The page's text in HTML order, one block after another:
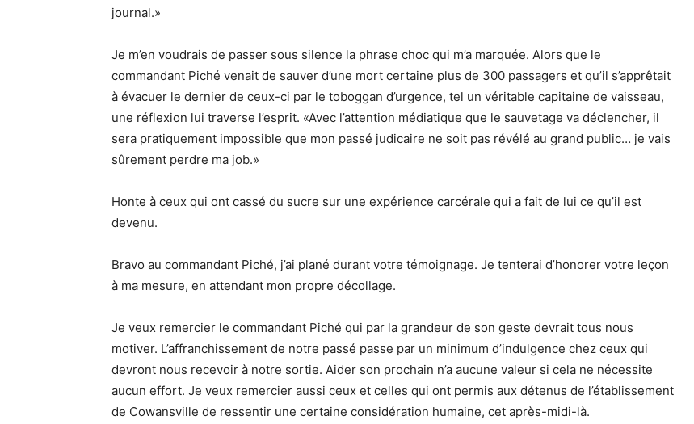
journal.»
Je m’en voudrais de passer sous silence la phrase choc qui m’a marquée. Alors que le
commandant Piché venait de sauver d’une mort certaine plus de 300 passagers et qu’il s’apprêtait
à évacuer le dernier de ceux-ci par le toboggan d’urgence, tel un véritable capitaine de vaisseau,
une réflexion lui traverse l’esprit. «Avec l’attention médiatique que le sauvetage va déclencher, il
sera pratiquement impossible que mon passé judicaire ne soit pas révélé au grand public… je vais
sûrement perdre ma job.»
Honte à ceux qui ont cassé du sucre sur une expérience carcérale qui a fait de lui ce qu’il est
devenu.
Bravo au commandant Piché, j’ai plané durant votre témoignage. Je tenterai d’honorer votre leçon
à ma mesure, en attendant mon propre décollage.
Je veux remercier le commandant Piché qui par la grandeur de son geste devrait tous nous
motiver. L’affranchissement de notre passé passe par un minimum d’indulgence chez ceux qui
devront nous recevoir à notre sortie. Aider son prochain n’a aucune valeur si cela ne nécessite
aucun effort. Je veux remercier aussi ceux et celles qui ont permis aux détenus de l’établissement
de Cowansville de ressentir une certaine considération humaine, cet après-midi-là.